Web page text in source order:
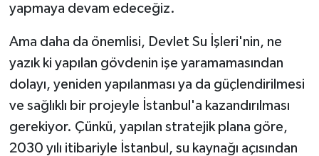
yapmaya devam edeceğiz.
Ama daha da önemlisi, Devlet Su İşleri'nin, ne
yazık ki yapılan gövdenin işe yaramamasından
dolayı, yeniden yapılanması ya da güçlendirilmesi
ve sağlıklı bir projeyle İstanbul'a kazandırılması
gerekiyor. Çünkü, yapılan stratejik plana göre,
2030 yılı itibariyle İstanbul, su kaynağı açısından